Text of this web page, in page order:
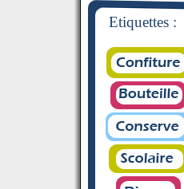
Etiquettes :